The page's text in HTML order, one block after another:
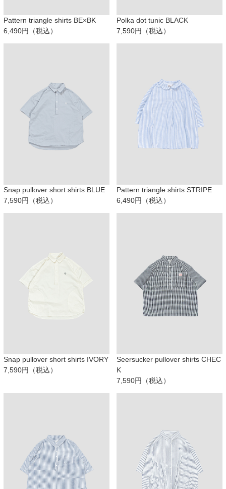
Pattern triangle shirts BE×BK
6,490円（税込）
Polka dot tunic BLACK
7,590円（税込）
Snap pullover short shirts BLUE
7,590円（税込）
Pattern triangle shirts STRIPE
6,490円（税込）
Snap pullover short shirts IVORY
7,590円（税込）
Seersucker pullover shirts CHEC
K
7,590円（税込）